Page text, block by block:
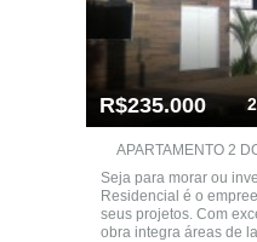
R$235.000 2
APARTAMENTO 2
Seja para morar ou
Residencial é o
seus projetos. Com
obra integra áreas de